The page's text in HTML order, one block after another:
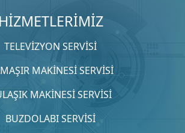
HİZMETLERİMİZ
TELEVİZYON SERVİSİ
MAKİNESİ SERVİSİ
MAKİNESİ SERVİSİ
BUZDOLABI SERVİSİ